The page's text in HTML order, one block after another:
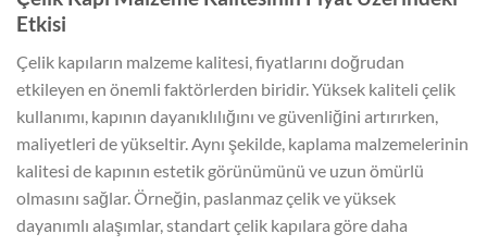
Etkisi
Çelik kapıların malzeme kalitesi, fiyatlarını doğrudan
etkileyen en önemli faktörlerden biridir. Yüksek kaliteli çelik
kullanımı, kapının dayanıklılığını ve güvenliğini artırırken,
maliyetleri de yükseltir. Aynı şekilde, kaplama malzemelerinin
kalitesi de kapının estetik görünümünü ve uzun ömürlü
olmasını sağlar. Örneğin, paslanmaz çelik ve yüksek
dayanımlı alaşımlar, standart çelik kapılara göre daha